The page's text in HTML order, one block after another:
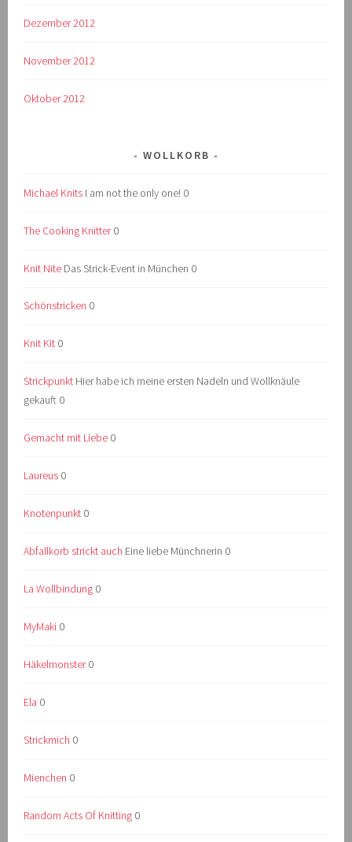
Dezember 2012
November 2012
Oktober 2012
WOLLKORB
Michael Knits I am not the only one! 0
The Cooking Knitter0
Knit Nite Das Strick-Event in München 0
Schönstricken 0
Knit Kit 0
Strickpunkt Hier habe ich meine ersten Nadeln und Wollknäule
gekauft 0
Gemacht mit Liebe 0
Laureus 0
Knotenpunkt 0
Abfallkorb strickt auch Eine liebe Münchnerin 0
La Wollbindung 0
MyMaki 0
Häkelmonster0
Ela 0
Strickmich 0
Mienchen 0
Random Acts Of Knitting 0